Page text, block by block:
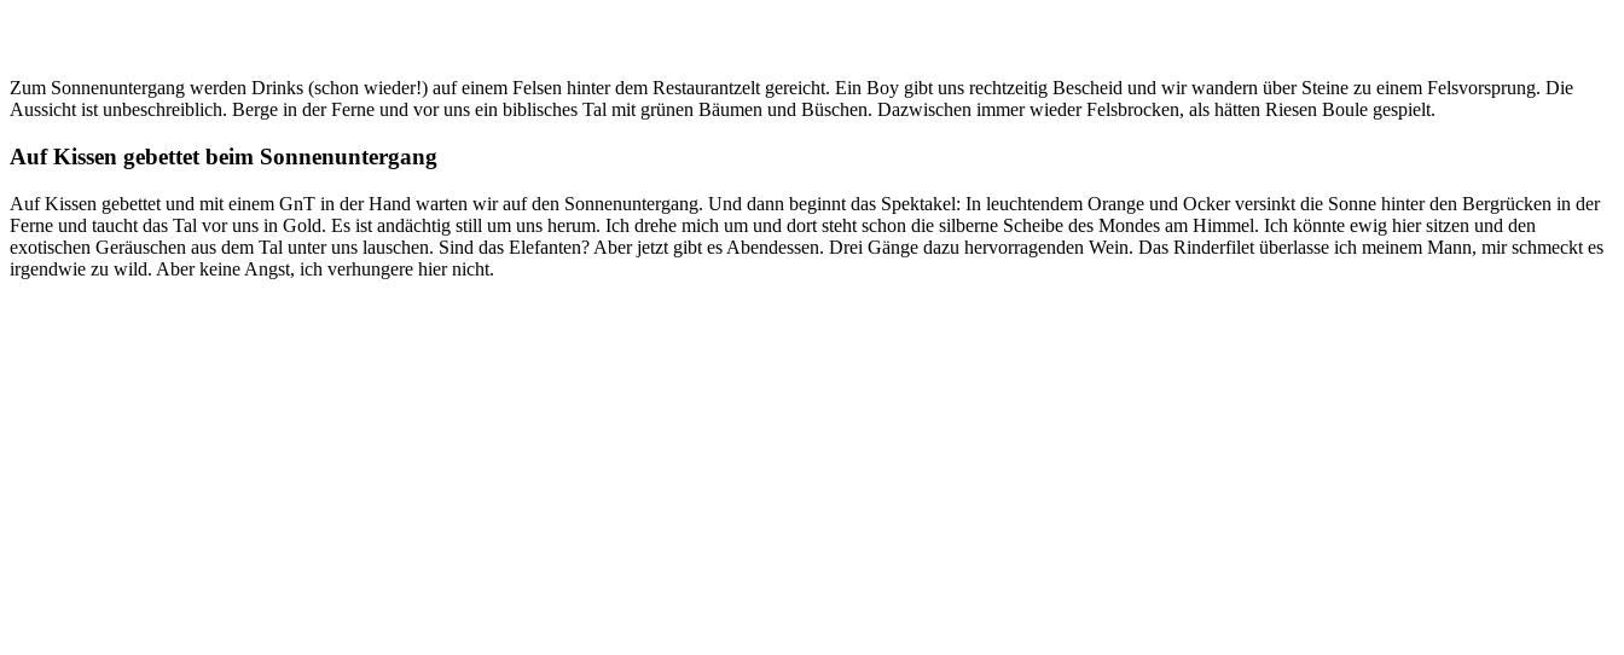
Zum Sonnenuntergang werden Drinks (schon wieder!) auf einem Felsen hinter dem Restaurantzelt gereicht. Ein Boy gibt uns rechtzeitig Bescheid und wir wandern über Steine zu einem Felsvorsprung. Die
Aussicht ist unbeschreiblich. Berge in der Ferne und vor uns ein biblisches Tal mit grünen Bäumen und Büschen. Dazwischen immer wieder Felsbrocken, als hätten Riesen Boule gespielt.
Auf Kissen gebettet beim Sonnenuntergang
Auf Kissen gebettet und mit einem GnT in der Hand warten wir auf den Sonnenuntergang. Und dann beginnt das Spektakel: In leuchtendem Orange und Ocker versinkt die Sonne hinter den Bergrücken in der
Ferne und taucht das Tal vor uns in Gold. Es ist andächtig still um uns herum. Ich drehe mich um und dort steht schon die silberne Scheibe des Mondes am Himmel. Ich könnte ewig hier sitzen und den
exotischen Geräuschen aus dem Tal unter uns lauschen. Sind das Elefanten? Aber jetzt gibt es Abendessen. Drei Gänge dazu hervorragenden Wein. Das Rinderfilet überlasse ich meinem Mann, mir schmeckt es
irgendwie zu wild. Aber keine Angst, ich verhungere hier nicht.